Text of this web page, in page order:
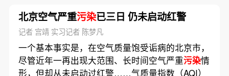
北京空气严重污染已三日 仍未启动红警
记者 宫靖 实习记者 陈梦凡
一个基本事实是，在空气质量饱受诟病的北京市，
尽管近年一再出现大范围、长时间空气严重污染情
形，但却从未启动过红警……气质量指数（AQI）